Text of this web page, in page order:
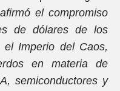
el compromiso
de dólares de los
Imperio del Caos,
en materia de
semiconductores y